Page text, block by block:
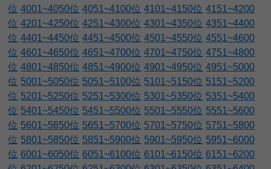
位 4001~4050位 4051~4100位 4101~4150位 4151~4200
位 4201~4250位 4251~4300位 4301~4350位 4351~4400
位 4401~4450位 4451~4500位 4501~4550位 4551~4600
位 4601~4650位 4651~4700位 4701~4750位 4751~4800
位 4801~4850位 4851~4900位 4901~4950位 4951~5000
位 5001~5050位 5051~5100位 5101~5150位 5151~5200
位 5201~5250位 5251~5300位 5301~5350位 5351~5400
位 5401~5450位 5451~5500位 5501~5550位 5551~5600
位 5601~5650位 5651~5700位 5701~5750位 5751~5800
位 5801~5850位 5851~5900位 5901~5950位 5951~6000
位 6001~6050位 6051~6100位 6101~6150位 6151~6200